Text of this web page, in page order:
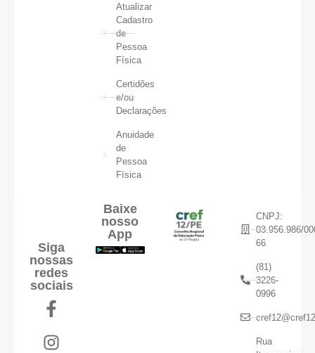
Atualizar
Cadastro
de
Pessoa
Física
Certidões
e/ou
Declarações
Anuidade
de
Pessoa
Física
Siga
nossas
redes
sociais
Baixe
nosso
App
CNPJ:
03.956.986/
66
(81)
3226-
0996
Rua